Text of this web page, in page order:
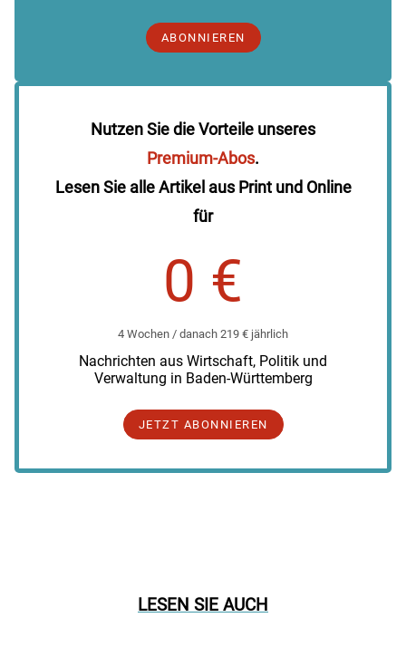
ABONNIEREN
Nutzen Sie die Vorteile unseres
Premium-Abos.
Lesen Sie alle Artikel aus Print und Online
für
0 €
4 Wochen / danach 219 € jährlich
Nachrichten aus Wirtschaft, Politik und
Verwaltung in Baden-Württemberg
JETZT ABONNIEREN
LESEN SIE AUCH